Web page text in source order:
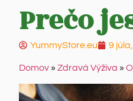
Prečo
YummyStore.eu 9
Domov » Zdravá Výživa »